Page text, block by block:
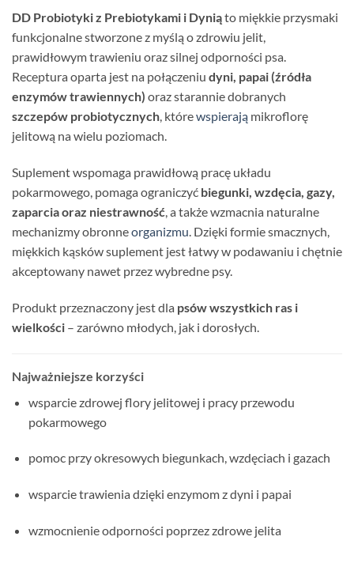
DD Probiotyki z Prebiotykami i Dyniąto miękkie przysmaki
funkcjonalne stworzone z myślą o zdrowiu jelit,
prawidłowym trawieniu oraz silnej odporności psa.
Receptura oparta jest na połączeniu dyni, papai (źródła
enzymów trawiennych) oraz starannie dobranych
szczepów probiotycznych, którewspierają mikroflorę
jelitową na wielu poziomach.
Suplement wspomaga prawidłową pracę układu
pokarmowego, pomaga ograniczyć biegunki, wzdęcia, gazy,
zaparcia oraz niestrawność, a także wzmacnia naturalne
mechanizmy obronneorganizmu. Dzięki formie smacznych,
miękkich kąsków suplement jest łatwy w podawaniu i chętnie
akceptowany nawet przez wybredne psy.
Produkt przeznaczony jest dla psów wszystkich ras i
wielkości – zarówno młodych, jak i dorosłych.
Najważniejsze korzyści
wsparcie zdrowej flory jelitowej i pracy przewodu
pokarmowego
pomoc przy okresowych biegunkach, wzdęciach i gazach
wsparcie trawienia dzięki enzymom z dyni i papai
wzmocnienie odporności poprzez zdrowe jelita